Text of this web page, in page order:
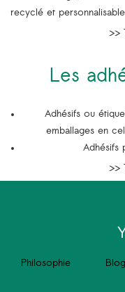
recyclé et
>>
Les
Adhésifs ou
emballages en
Adhésifs
>>
Philosophie Blog